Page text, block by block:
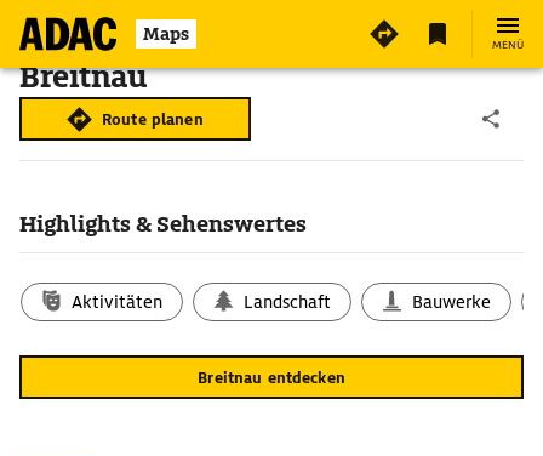
Maps MENÜ
Breitnau
Route planen
Highlights & Sehenswertes
Aktivitäten Landschaft Bauwerke
Breitnau entdecken